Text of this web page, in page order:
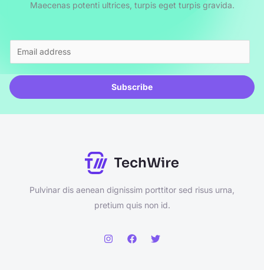
Maecenas potenti ultrices, turpis eget turpis gravida.
m
a
i
Subscribe
Pulvinar dis aenean dignissim porttitor sed risus urna,
pretium quis non id.